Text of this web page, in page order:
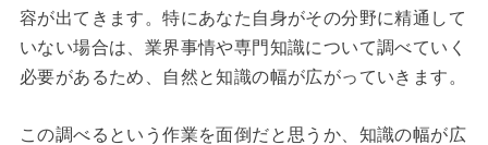
容が出てきます。特にあなた自身がその分野に精通して
いない場合は、業界事情や専門知識について調べていく
必要があるため、自然と知識の幅が広がっていきます。
この調べるという作業を面倒だと思うか、知識の幅が広